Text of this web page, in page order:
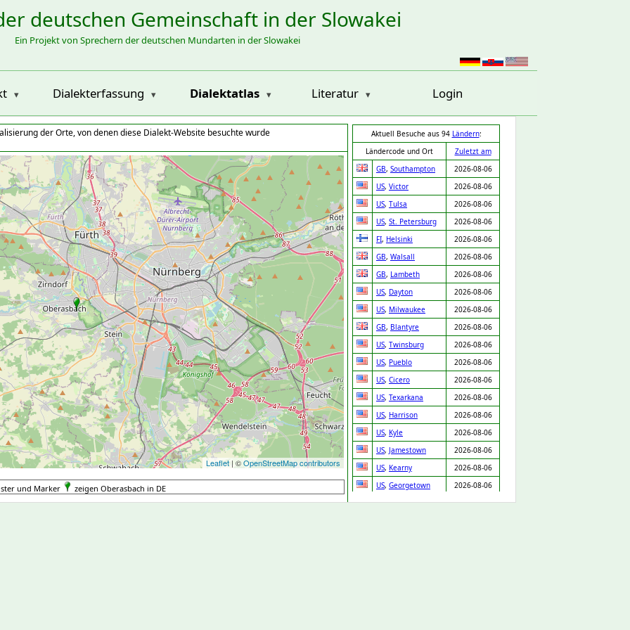
deutschen Gemeinschaft in der Slowakei
Ein Projekt von Sprechern der deutschen Mundarten in der Slowakei
Dialekterfassung Dialektatlas Literatur Login
der Orte, von denen diese Dialekt-Website besuchte wurde
Leaflet | ©OpenStreetMap contributors
Aktuell Besuche aus 94 Ländern:
Ländercode und Ort
Zuletzt am
GB, Southampton
2026-08-06
US, Victor
2026-08-06
US, Tulsa
2026-08-06
US, St. Petersburg
2026-08-06
FI, Helsinki
2026-08-06
GB, Walsall
2026-08-06
GB, Lambeth
2026-08-06
US, Dayton
2026-08-06
US, Milwaukee
2026-08-06
GB, Blantyre
2026-08-06
US, Twinsburg
2026-08-06
US, Pueblo
2026-08-06
US, Cicero
2026-08-06
US, Texarkana
2026-08-06
US, Harrison
2026-08-06
US, Kyle
2026-08-06
US, Jamestown
2026-08-06
US, Kearny
2026-08-06
US, Georgetown
2026-08-06
US,Pana
2026-08-06
und Marker zeigen Oberasbach in DE